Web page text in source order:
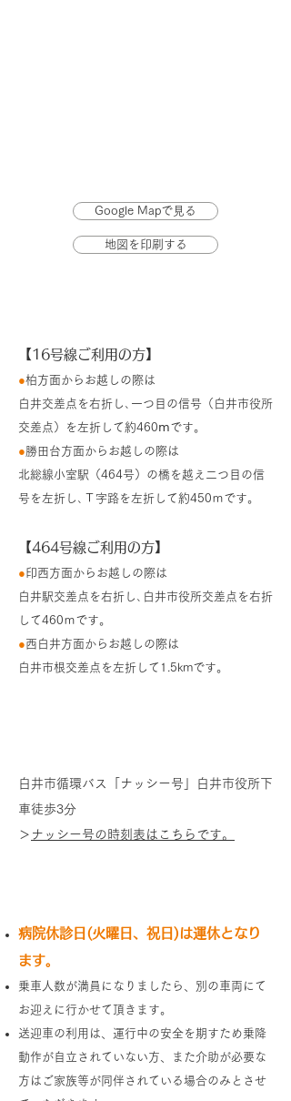
Google Mapで見る
地図を印刷する
【16号線ご利用の方】
●柏方面からお越しの際は
白井交差点を右折し､一つ目の信号（白井市役所
交差点）を左折して約460ⅿです。
●勝田台方面からお越しの際は
北総線小室駅（464号）の橋を越え二つ目の信
号を左折し､Ｔ字路を左折して約450ｍです。
【464号線ご利用の方】
● 印西方面からお越しの際は
白井駅交差点を右折し､白井市役所交差点を右折
して460ｍです。
●西白井方面からお越しの際は
白井市根交差点を左折して1.5kmです。
白井市循環バス「ナッシー号」白井市役所下
車徒歩3分
＞ ナッシー号の時刻表はこちらです。
病院休診日(火曜日、祝日)は運休となり
ます。
乗車人数が満員になりましたら、別の車両にて
お迎えに行かせて頂きます。
送迎車の利用は、運行中の安全を期すため乗降
動作が自立されていない方、また介助が必要な
方はご家族等が同伴されている場合のみとさせ